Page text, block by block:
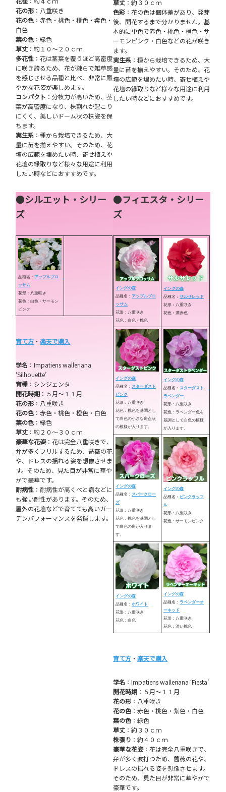
花の形 ：八重咲き
花の色 ：赤色・桃色・橙色・紫色・
白色
葉の色 ：緑色
草丈 ：約１０～２０ｃｍ
多花性 ：花は茎葉を覆うほど高密度
に咲き誇るため、花が疎らで雑草感
を感じさせる品種と比べ、非常に賑
やかな花姿が楽しめます。
コンパクト ：分枝力が高いため、茎
葉が高密度になり、株割れが起こり
にくく、美しいドーム状の株姿を保
ちます。
実生系 ：種から栽培できるため、大
量に苗を揃えやすい。そのため、花
壇の広範を埋めたい時、寄せ植えや
花壇の縁取りなど様々な用途に利用
したい時などにおすすめです。
草丈 ：約３０ｃｍ
色彩 ：花の色は個体差があり、発芽
後、開花するまで分かりません。基
本的に単色で赤色・桃色・橙色・サ
ーモンピンク・白色などの花が咲き
ます。
実生系 ：種から栽培できるため、大
量に苗を揃えやすい。そのため、花
壇の広範を埋めたい時、寄せ植えや
花壇の縁取りなど様々な用途に利用
したい時などにおすすめです。
●シルエット・シリー
ズ
品種名： アップルブロ
ッサム
花形：八重咲き
花色：白色・サーモン
ピンク
育て方 ・楽天で購入
学名 ：Impatiens walleriana
‘Silhouette’
育種 ：シンジェンタ
開花時期 ：５月～１１月
花の形 ：八重咲き
花の色 ：赤色・桃色・橙色・白色
葉の色 ：緑色
草丈 ：約２０～３０ｃｍ
豪華な花姿：花は完全八重咲きで、
弁が多くフリルするため、薔薇の花
や、ドレスの揺れる姿を想像させま
す。そのため、見た目が非常に華や
かで豪華です。
耐病性 ：耐病性が高くべと病などに
も強い耐性があります。そのため、
屋外の花壇などで育てても高いガー
デンパフォーマンスを発揮します。
●フィエスタ・シリー
ズ
イングの森
品種名： アップルブロ
ッサム
花形：八重咲き
花色：白色・桃色
イングの森
品種名： サルサレッド
花形：八重咲き
花色：濃赤色
イングの森
品種名： スターダスト
ピンク
花形：八重咲き
花色：桃色を基調とし
て白色の小さな斑点状
の模様が入ります。
イングの森
品種名： スターダスト
ラベンダー
花形：八重咲き
花色：ラベンダー色を
基調として白色の模様
が入ります。
イングの森
品種名： スパークロー
ズ
花形：八重咲き
花色：桃色を基調とし
て白色の斑が入りま
す。
イングの森
品種名：
ピンクラッフ
ル
花形：八重咲き
花色：サーモンピンク
イングの森
品種名： ホワイト
花形：八重咲き
花色：白色
イングの森
品種名： ラベンダーオ
ーキッド
花形：八重咲き
花色：淡い桃色
育て方 ・ 楽天で購入
学名 ：Impatiens walleriana ‘Fiesta’
開花時期 ：５月～１１月
花の形 ：八重咲き
花の色 ：赤色・桃色・紫色・白色
葉の色 ：緑色
草丈 ：約３０ｃｍ
株張り ：約４０ｃｍ
豪華な花姿：花は完全八重咲きで、
弁が多く波打つため、薔薇の花や、
ドレスの揺れる姿を想像させます。
そのため、見た目が非常に華やかで
豪華です。